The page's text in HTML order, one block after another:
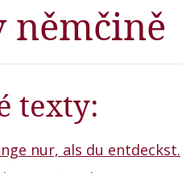
němčině
texty:
nur, als du entdeckst.